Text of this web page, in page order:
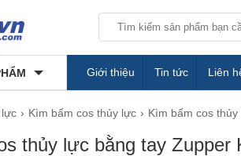
Giới thiệu Tin tức Liên
lực Kìm bấm cos thủy lực Kìm bấm cos
thủy lực bằng tay Zupper